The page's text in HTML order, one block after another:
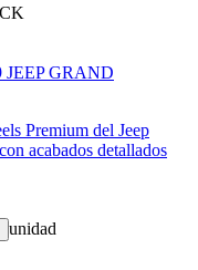
GRAND
Premium del Jeep
acabados detallados
unidad